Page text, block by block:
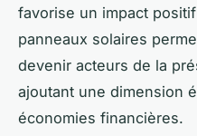
favorise un impact
panneaux solaires
devenir acteurs de la
ajoutant une dimension
économies financières.